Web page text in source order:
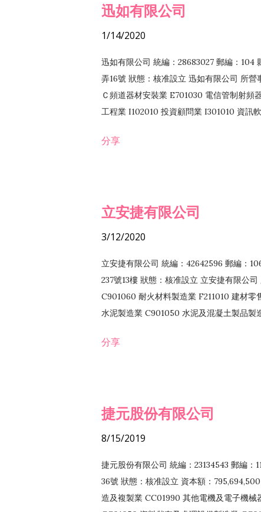
迅如有限公司
1/14/2020
迅如有限公司 統編：28683027 郵編：104
弄16號 狀態：核准設立 迅如有限公司 所營
Ｃ頻道器材安裝業 E701030 電信管制射
工程業 I102010 投資顧問業 I301010 資訊
務 F102030 菸酒批發業 F203020 菸酒零售
分享
立安捷有限公司
3/12/2020
立安捷有限公司 統編：42642596 郵編：
237號13樓 狀態：核准設立 立安捷有限公
C901060 耐火材料製造業 F211010 建材
水泥製造業 C901050 水泥及混凝土製品
EZ99990 其他工程業 F102170 食品什貨
分享
捷元股份有限公司
8/15/2019
捷元股份有限公司 統編：23134543 郵編
36號 狀態：核准設立 資本額：
造及複製業 CC01990 其他電機及電子機